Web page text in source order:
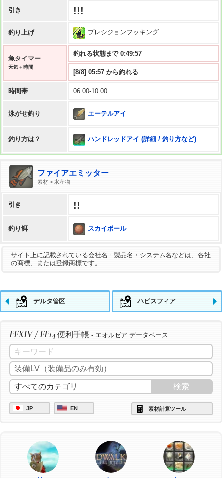
引き !!!
釣り上げ プレシジョンフッキング
魚タイマー
天気＋時間
釣れる状態まで 0:49:56
[8/8] 05:57 から釣れる
時間帯 06:00-10:00
泳がせ釣り エーテルアイ
釣り方は？ ハンドレッドアイ (詳細 / 釣り方など)
ファイアエミッター
素材 > 水産物
引き !!
釣り餌 スカイボール
サイト上に記載されている会社名・製品名・システム名などは、各社
の商標、または登録商標です。
デルタ管区 ハビスフィア
FFXIV / FF14 便利手帳 - エオルゼア データベース
JP EN 素材計算ツール